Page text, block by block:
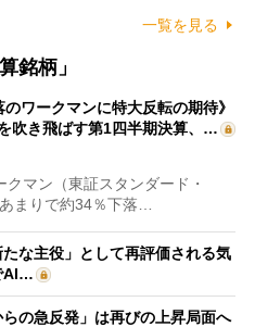
一覧を見る
銘柄」
のワークマンに特大反転の期待》
吹き飛ばす第1四半期決算、…
マン（東証スタンダード・
まりで約34％下落…
な主役」として再評価される気
AI…
の急反発」は再びの上昇局面へ